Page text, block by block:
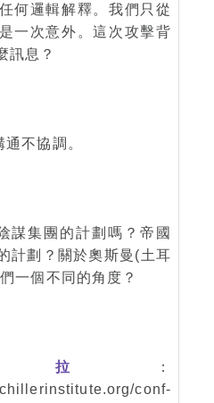
何邏輯解釋。我們只從
一次意外。這次攻擊背
訊息？
通不協調。
謀集團的計劃嗎？帝國
計劃？關於奧斯曼(土耳
一個不同的角度？
拉
：
conf-